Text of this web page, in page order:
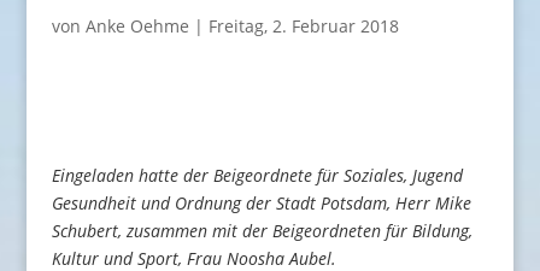
von Anke Oehme | Freitag, 2. Februar 2018
Eingeladen hatte der Beigeordnete für Soziales, Jugend
Gesundheit und Ordnung der Stadt Potsdam, Herr Mike
Schubert, zusammen mit der Beigeordneten für Bildung,
Kultur und Sport, Frau Noosha Aubel.